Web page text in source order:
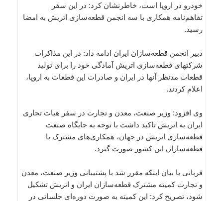
خودرو در اروپا است، خاطرنشان کرد: در این سفر
تفاهم‌نامه همکاری با سه انجمن قطعه‌سازی اتریش به امضا
رسید.
دبیر انجمن قطعه‌سازان ایران ادامه داد: در این مذاکرات
شرکتهای قطعه‌سازی اتریش آمادگی خود را برای تولید
قطعات مدنظر آنها در ایران و صادرات این قطعات به اروپا،
اعلام کردند.
وی افزود: وزیر صنعت، معدن و تجارت در سفر هیات تجاری
ایران به اتریش تاکید داشت با توجه به جایگاه صنعت
قطعه‌سازی اتریش در جهان، همکاری‌های مشترک با
قطعه‌سازان این کشور صورت گیرد.
قربانی با بیان اینکه مقرر شد با پشتیبانی وزیر صنعت، معدن
و تجارت کمیته مشترک قطعه‌سازان ایران و اتریش تشکیل
شود، تصریح کرد: این کمیته به صورت دوره‌ای جلساتی در